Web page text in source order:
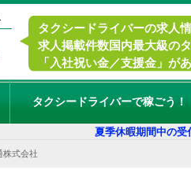
タクシードライバーの求人
求人掲載件数国内最大級の
「入社祝い金／支援金」が
タクシードライバーで稼ごう！
夏季休暇期間中の受
株式会社